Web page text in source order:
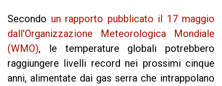
Secondo un rapporto pubblicato il 17 maggio
dall'Organizzazione Meteorologica Mondiale
(WMO), le temperature globali potrebbero
raggiungere livelli record nei prossimi cinque
anni, alimentate dai gas serra che intrappolano